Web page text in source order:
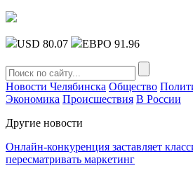
USD 80.07 ЕВРО 91.96
Новости Челябинска Общество
Экономика Происшествия В России
Другие новости
Онлайн-конкуренция заставляет
пересматривать маркетинг